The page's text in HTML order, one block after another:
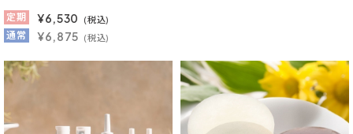
定期
¥6,530 (税込)
通常 ¥6,875 (税込)